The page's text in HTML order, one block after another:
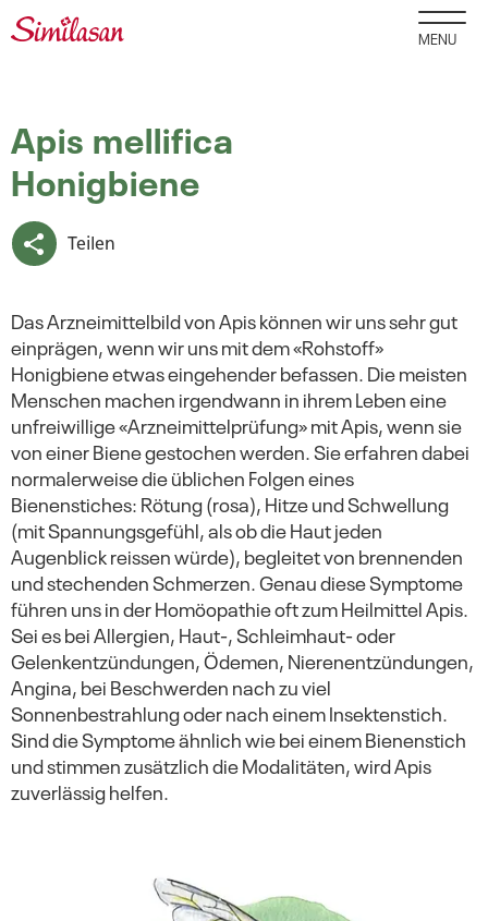
MENU
Apis mellifica
Honigbiene
Teilen
Das Arzneimittelbild von Apis können wir uns sehr gut
einprägen, wenn wir uns mit dem «Rohstoff»
Honigbiene etwas eingehender befassen. Die meisten
Menschen machen irgendwann in ihrem Leben eine
unfreiwillige «Arzneimittelprüfung» mit Apis, wenn sie
von einer Biene gestochen werden. Sie erfahren dabei
normalerweise die üblichen Folgen eines
Bienenstiches: Rötung (rosa), Hitze und Schwellung
(mit Spannungsgefühl, als ob die Haut jeden
Augenblick reissen würde), begleitet von brennenden
und stechenden Schmerzen. Genau diese Symptome
führen uns in der Homöopathie oft zum Heilmittel Apis.
Sei es bei Allergien, Haut-, Schleimhaut- oder
Gelenkentzündungen, Ödemen, Nierenentzündungen,
Angina, bei Beschwerden nach zu viel
Sonnenbestrahlung oder nach einem Insektenstich.
Sind die Symptome ähnlich wie bei einem Bienenstich
und stimmen zusätzlich die Modalitäten, wird Apis
zuverlässig helfen.